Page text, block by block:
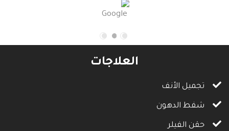
العلاجات
تجميل الأنف
شفط الدهون
حقن الفيلر